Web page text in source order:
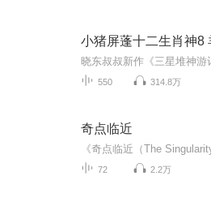
550 314.8万
奇点临近
72 2.2万